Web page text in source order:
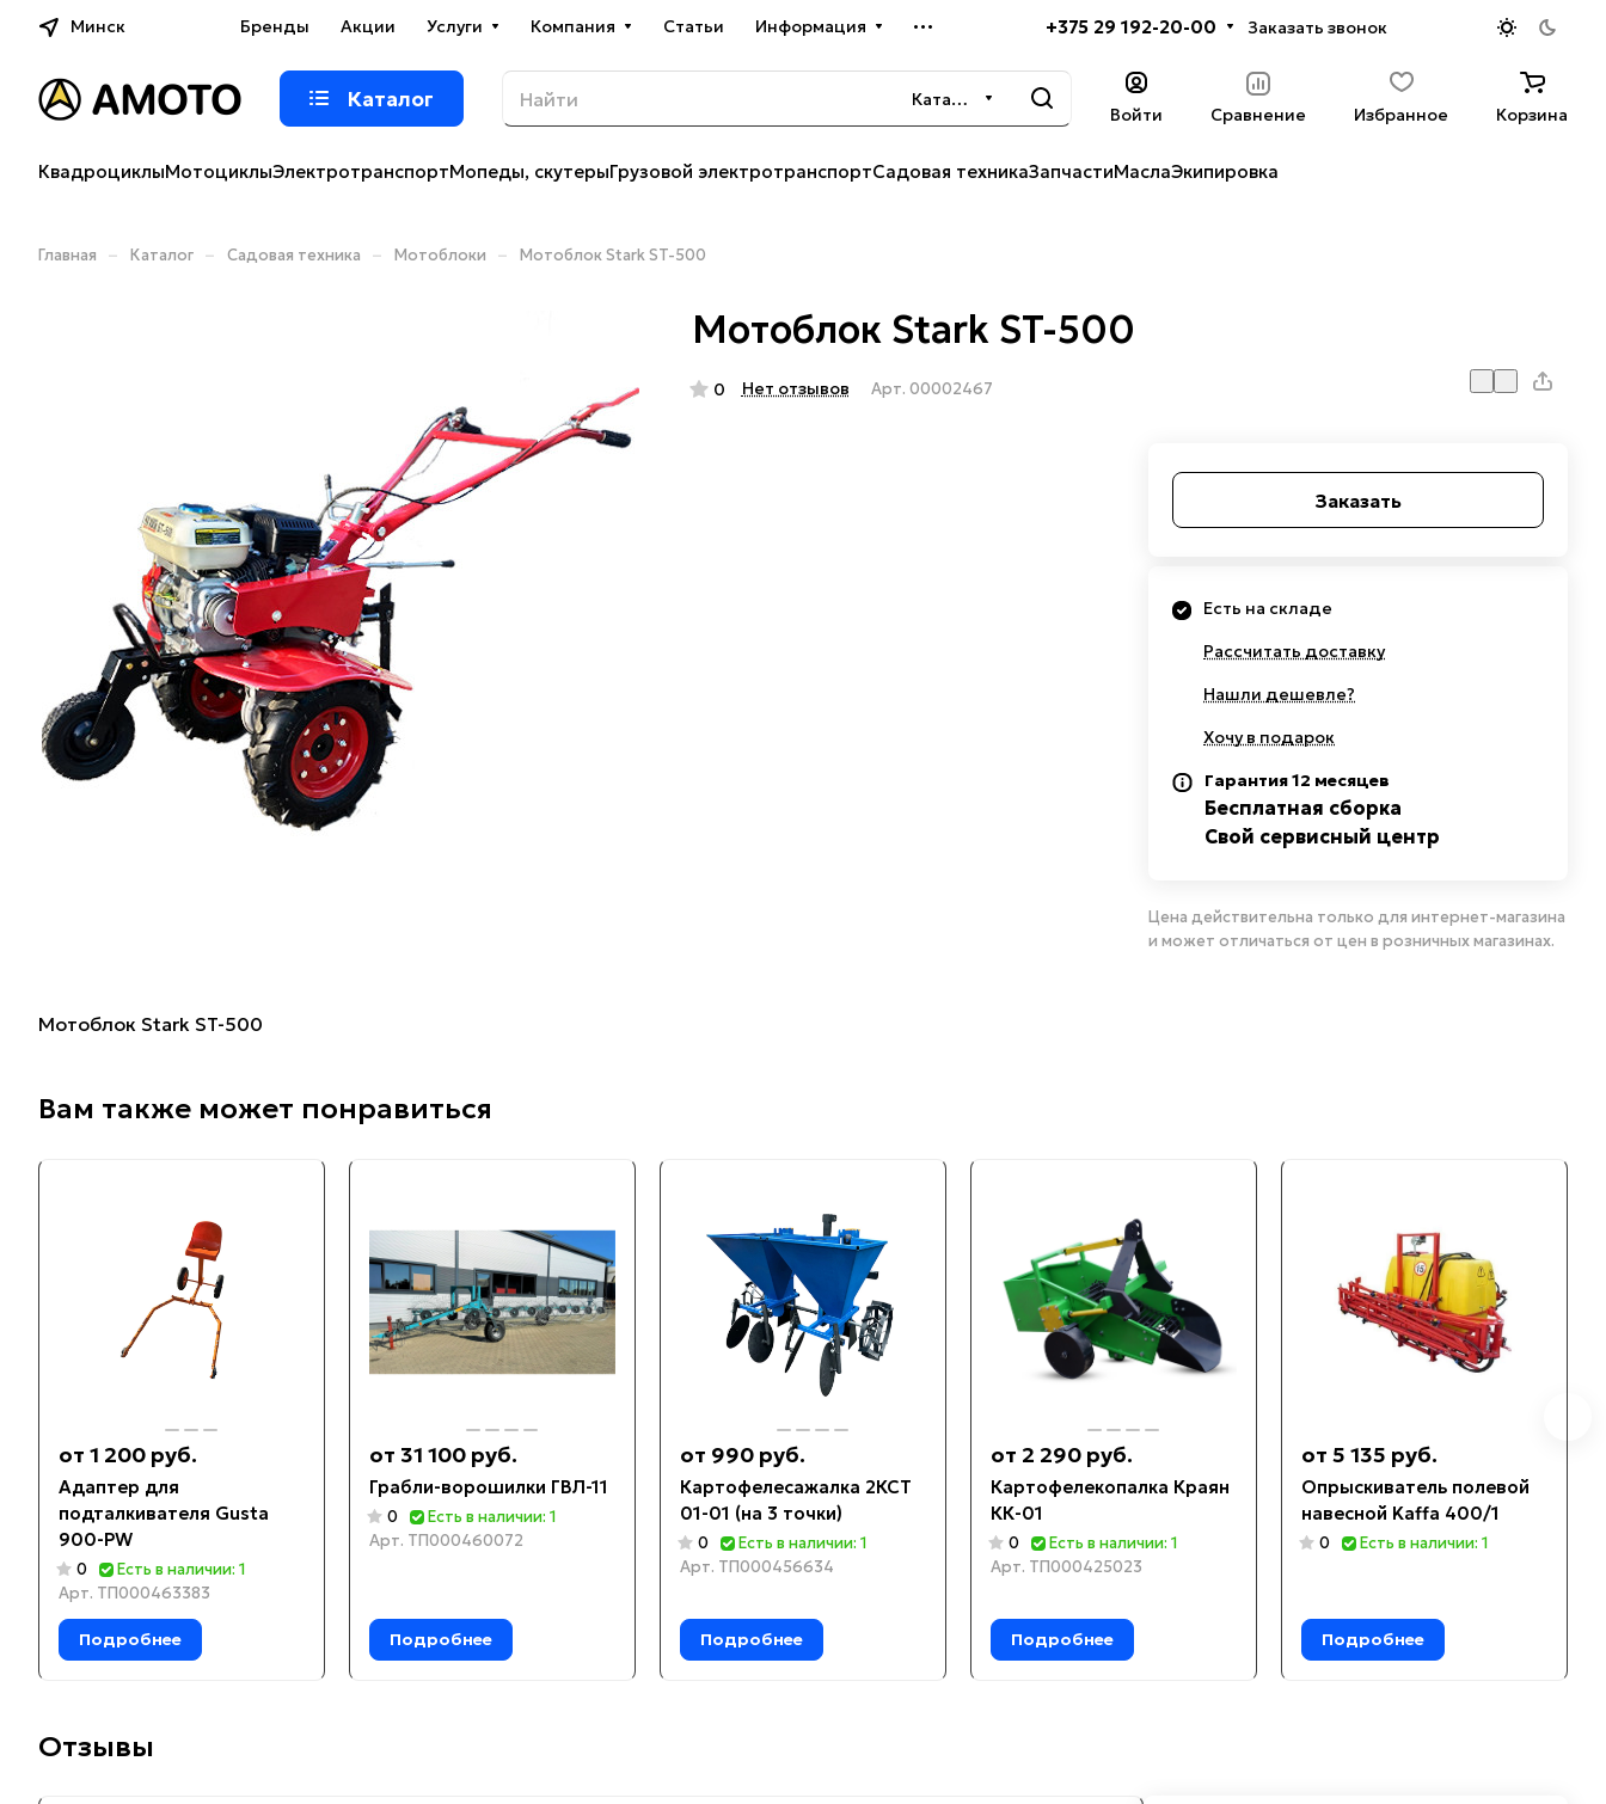
Минск Бренды Акции Услуги Компания Статьи Информация +375 29 192-20-00 Заказать звонок
Каталог Каталог
Войти Сравнение Избранное Корзина
КвадроциклыМотоциклыЭлектротранспортМопеды, скутерыГрузовой электротранспортСадовая техникаЗапчастиМаслаЭкипировка
Главная – Каталог – Садовая техника – Мотоблоки – Мотоблок Stark ST-500
Мотоблок Stark ST-500
0 Нет отзывов Арт. 00002467
Заказать
Есть на складе
Рассчитать доставку
Нашли дешевле?
Хочу в подарок
Гарантия 12 месяцев
Бесплатная сборка
Свой сервисный центр
Цена действительна только для интернет-магазина
и может отличаться от цен в розничных магазинах.
Мотоблок Stark ST-500
Вам также может понравиться
от 1 200 руб.
Адаптер для
подталкивателя Gusta
900-PW
0
Есть в наличии: 1
Арт. ТП000463383
Подробнее
от 31 100 руб.
Грабли-ворошилки ГВЛ-11
0
Есть в наличии: 1
Арт. ТП000460072
Подробнее
от 990 руб.
Картофелесажалка 2КСТ
01-01 (на 3 точки)
0
Есть в наличии: 1
Арт. ТП000456634
Подробнее
от 2 290 руб.
Картофелекопалка Краян
КК-01
0
Есть в наличии: 1
Арт. ТП000425023
Подробнее
от 5 135 руб.
Опрыскиватель полевой
навесной Kaffa 400/1
0 Есть в наличии: 1
Подробнее
Отзывы